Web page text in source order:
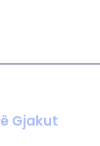
Gjakut